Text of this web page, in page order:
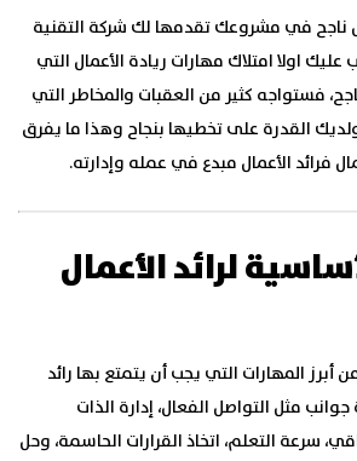
ناجح في مشروعك تقدمها لك شركة التقنية
عليك اولا امتلاك مهارات ريادة الأعمال التي
فستواجه كثير من العقبات والمخاطر التي
القدرة على تخطيها بنجاح وهذا ما يفرق
فرائد الأعمال مبدع في عمله وإدارته.
لرائد الأعمال
أبرز المهارات التي يجب أن يتمتع بها رائد
مثل التواصل الفعال، إدارة الذات
سرعة التعلم، اتخاذ القرارات الحاسمة، وحل